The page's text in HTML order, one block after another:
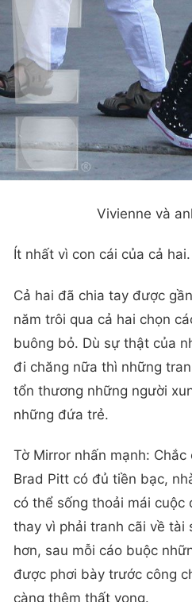
Vivienne và
Ít nhất vì con cái của cả hai.
Cả hai đã chia tay được
năm trôi qua cả hai chọn
buông bỏ. Dù sự thật của
đi chăng nữa thì những
tổn thương những người
những đứa trẻ.
Tờ Mirror nhấn mạnh:
Brad Pitt có đủ tiền bạc,
có thể sống thoải mái cuộc
thay vì phải tranh cãi về tài
hơn, sau mỗi cáo buộc
được phơi bày trước công
càng thêm thất vọng.